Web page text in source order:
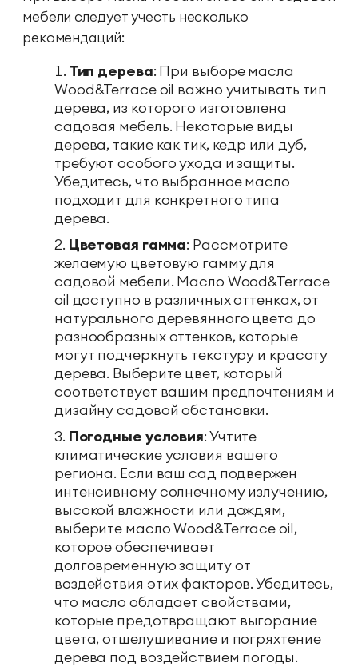
мебели следует учесть несколько
рекомендаций:
Тип дерева: При выборе масла
Wood&Terrace oil важно учитывать тип
дерева, из которого изготовлена
садовая мебель. Некоторые виды
дерева, такие как тик, кедр или дуб,
требуют особого ухода и защиты.
Убедитесь, что выбранное масло
подходит для конкретного типа
дерева.
Цветовая гамма: Рассмотрите
желаемую цветовую гамму для
садовой мебели. Масло Wood&Terrace
oil доступно в различных оттенках, от
натурального деревянного цвета до
разнообразных оттенков, которые
могут подчеркнуть текстуру и красоту
дерева. Выберите цвет, который
соответствует вашим предпочтениям и
дизайну садовой обстановки.
Погодные условия: Учтите
климатические условия вашего
региона. Если ваш сад подвержен
интенсивному солнечному излучению,
высокой влажности или дождям,
выберите масло Wood&Terrace oil,
которое обеспечивает
долговременную защиту от
воздействия этих факторов. Убедитесь,
что масло обладает свойствами,
которые предотвращают выгорание
цвета, отшелушивание и погряхтение
дерева под воздействием погоды.